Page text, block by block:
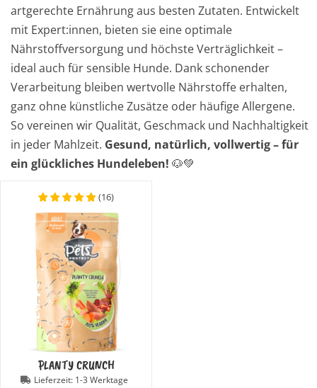
artgerechte Ernährung aus besten Zutaten. Entwickelt
mit Expert:innen, bieten sie eine optimale
Nährstoffversorgung und höchste Verträglichkeit –
ideal auch für sensible Hunde. Dank schonender
Verarbeitung bleiben wertvolle Nährstoffe erhalten,
ganz ohne künstliche Zusätze oder häufige Allergene.
So vereinen wir Qualität, Geschmack und Nachhaltigkeit
in jeder Mahlzeit. Gesund, natürlich, vollwertig – für
ein glückliches Hundeleben! 🐶💚
(16)
PLANTY CRUNCH
Lieferzeit: 1-3 Werktage